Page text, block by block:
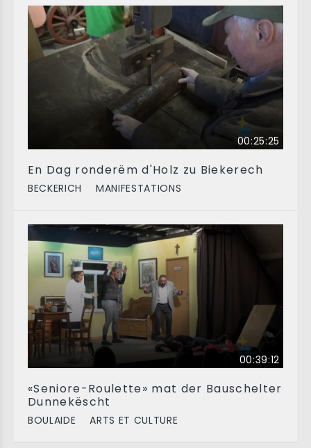
00:25:25
En Dag ronderëm d'Holz zu Biekerech
BECKERICH MANIFESTATIONS
00:39:12
«Seniore-Roulette» mat der Bauschelter
Dunnekëscht
BOULAIDE ARTS ET CULTURE